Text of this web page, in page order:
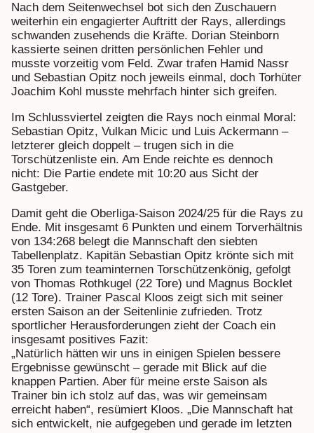
Nach dem Seitenwechsel bot sich den Zuschauern
weiterhin ein engagierter Auftritt der Rays, allerdings
schwanden zusehends die Kräfte. Dorian Steinborn
kassierte seinen dritten persönlichen Fehler und
musste vorzeitig vom Feld. Zwar trafen Hamid Nassr
und Sebastian Opitz noch jeweils einmal, doch Torhüter
Joachim Kohl musste mehrfach hinter sich greifen.
Im Schlussviertel zeigten die Rays noch einmal Moral:
Sebastian Opitz, Vulkan Micic und Luis Ackermann –
letzterer gleich doppelt – trugen sich in die
Torschützenliste ein. Am Ende reichte es dennoch
nicht: Die Partie endete mit 10:20 aus Sicht der
Gastgeber.
Damit geht die Oberliga-Saison 2024/25 für die Rays zu
Ende. Mit insgesamt 6 Punkten und einem Torverhältnis
von 134:268 belegt die Mannschaft den siebten
Tabellenplatz. Kapitän Sebastian Opitz krönte sich mit
35 Toren zum teaminternen Torschützenkönig, gefolgt
von Thomas Rothkugel (22 Tore) und Magnus Bocklet
(12 Tore). Trainer Pascal Kloos zeigt sich mit seiner
ersten Saison an der Seitenlinie zufrieden. Trotz
sportlicher Herausforderungen zieht der Coach ein
insgesamt positives Fazit:
„Natürlich hätten wir uns in einigen Spielen bessere
Ergebnisse gewünscht – gerade mit Blick auf die
knappen Partien. Aber für meine erste Saison als
Trainer bin ich stolz auf das, was wir gemeinsam
erreicht haben“, resümiert Kloos. „Die Mannschaft hat
sich entwickelt, nie aufgegeben und gerade im letzten